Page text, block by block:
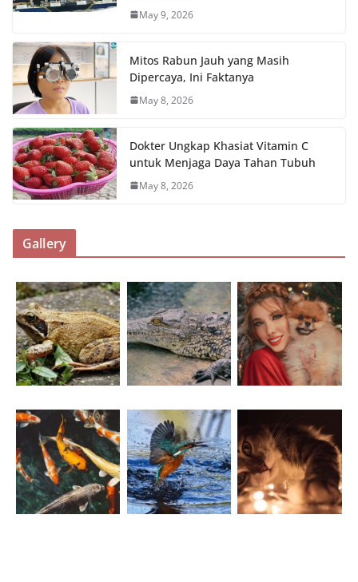
May 9, 2026
Mitos Rabun Jauh yang Masih
Dipercaya, Ini Faktanya
May 8, 2026
Dokter Ungkap Khasiat Vitamin C
untuk Menjaga Daya Tahan Tubuh
May 8, 2026
Gallery